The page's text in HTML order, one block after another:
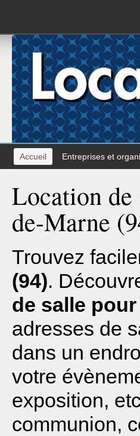
Accueil Entreprises et
Location de
de-Marne
Trouvez
(94).
de salle
adresses de
dans un
votre
exposition,
communion,